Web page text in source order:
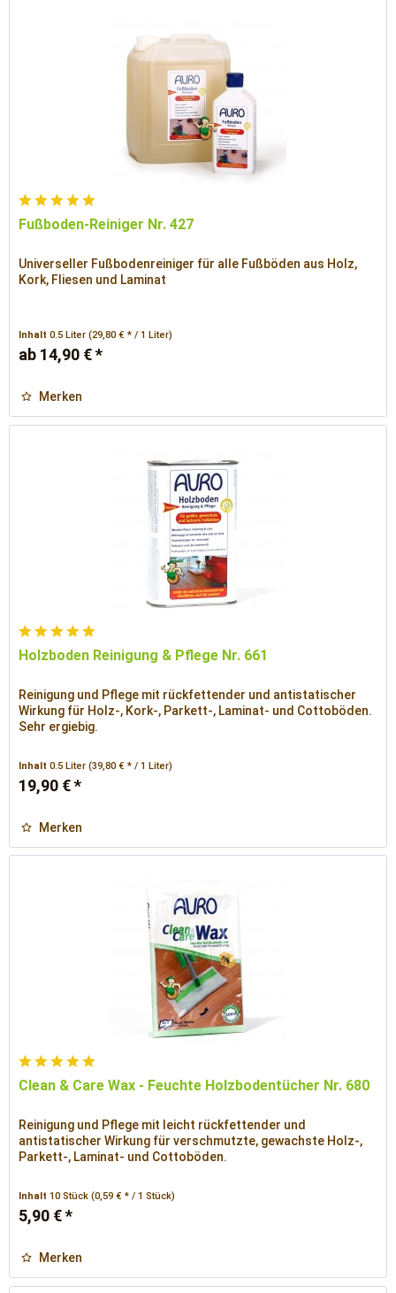
Fußboden-Reiniger Nr. 427
Universeller Fußbodenreiniger für alle Fußböden aus Holz,
Kork, Fliesen und Laminat
Inhalt0.5 Liter(29,80 € * / 1 Liter)
ab 14,90 € *
Merken
Holzboden Reinigung & Pflege Nr. 661
Reinigung und Pflege mit rückfettender und antistatischer
Wirkung für Holz-, Kork-, Parkett-, Laminat- und Cottoböden.
Sehr ergiebig.
Inhalt0.5 Liter(39,80 € * / 1 Liter)
19,90 € *
Merken
Clean & Care Wax - Feuchte Holzbodentücher Nr. 680
Reinigung und Pflege mit leicht rückfettender und
antistatischer Wirkung für verschmutzte, gewachste Holz-,
Parkett-, Laminat- und Cottoböden.
Inhalt10 Stück(0,59 € * / 1 Stück)
5,90 € *
Merken